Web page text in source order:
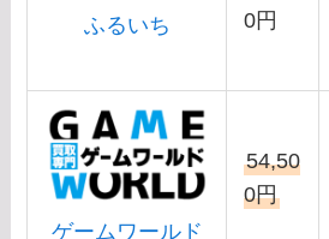
ふるいち
0円
ゲームワールド
54,50
0円